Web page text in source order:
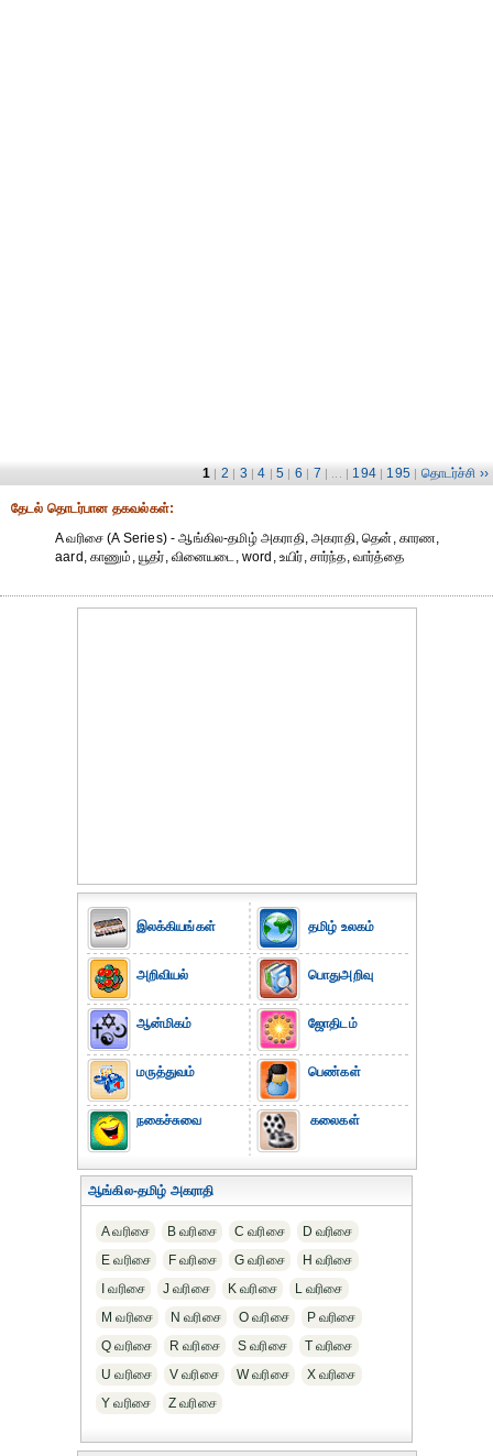
1 | 2 | 3 | 4 | 5 | 6 | 7 | ... | 194 | 195 | தொடர்ச்சி ››
தேட‌ல் தொட‌ர்பான தகவ‌ல்க‌ள்:
A வரிசை (A Series) - ஆங்கில-தமிழ் அகராதி, அகராதி, தென், காரண,
aard, காணும், யூதர், வினையடை, word, உயிர், சார்ந்த, வார்த்தை
இலக்கியங்கள்
அறிவியல்
ஆன்மிகம்
மருத்துவம்
நகைச்சுவை
தமிழ் உலகம்
பொதுஅறிவு
ஜோதிடம்
பெண்கள்
கலைகள்
ஆங்கில-தமிழ் அகராதி
A வரிசை B வரிசை C வரிசை
D வரிசை
E வரிசை
F வரிசை G வரிசை
H வரிசை
I வரிசை
J வரிசை K வரிசை
L வரிசை
M வரிசை
N வரிசை O வரிசை
P வரிசை
Q வரிசை
R வரிசை S வரிசை
T வரிசை
U வரிசை
V வரிசை W வரிசை
X வரிசை
Y வரிசை
Z வரிசை